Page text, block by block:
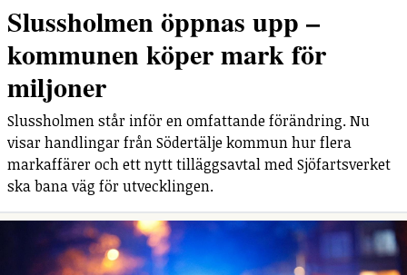
Slussholmen öppnas upp –
kommunen köper mark för
miljoner
Slussholmen står inför en omfattande förändring. Nu
visar handlingar från Södertälje kommun hur flera
markaffärer och ett nytt tilläggsavtal med Sjöfartsverket
ska bana väg för utvecklingen.